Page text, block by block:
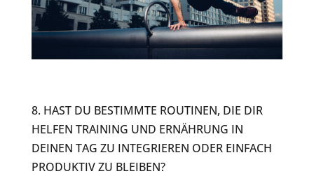
8. HAST DU BESTIMMTE ROUTINEN, DIE DIR
HELFEN TRAINING UND ERNÄHRUNG IN
DEINEN TAG ZU INTEGRIEREN ODER EINFACH
PRODUKTIV ZU BLEIBEN?